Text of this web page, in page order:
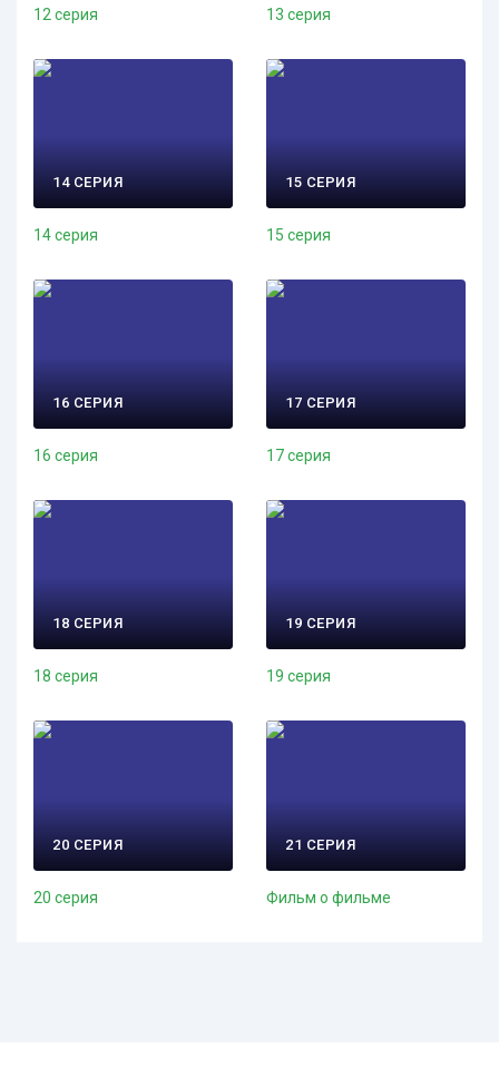
12 серия 13 серия
14 СЕРИЯ
14 серия
15 СЕРИЯ
15 серия
16 СЕРИЯ
16 серия
17 СЕРИЯ
17 серия
18 СЕРИЯ
18 серия
19 СЕРИЯ
19 серия
20 СЕРИЯ
20 серия
21 СЕРИЯ
Фильм о фильме